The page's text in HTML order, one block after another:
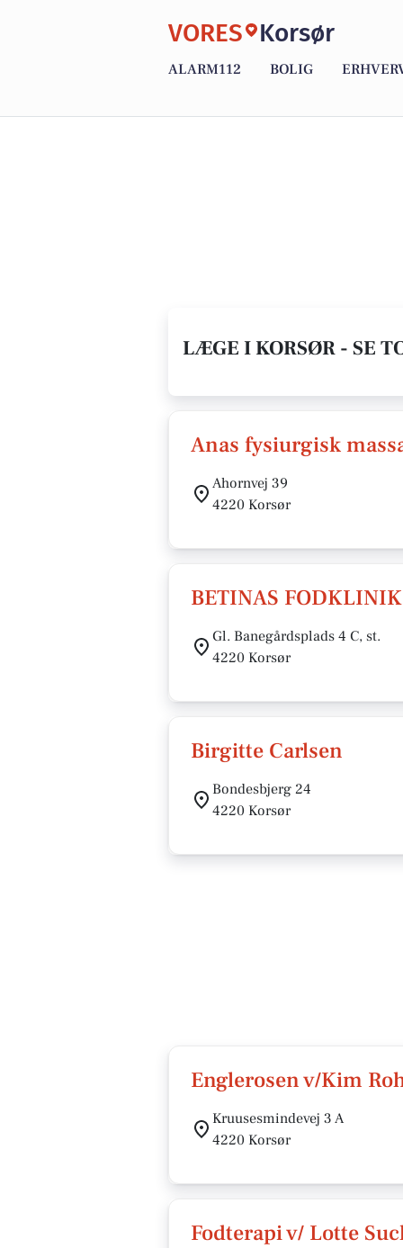
VORES Korsør
ALARM112 BOLIG
LÆGE I KORSØR - SE
Anas fysiurgisk
Ahornvej 39
4220 Korsør
BETINAS FODKLINIK
Gl. Banegårdsplads 4 C, st.
4220 Korsør
Birgitte Carlsen
Bondesbjerg 24
4220 Korsør
Englerosen v/Kim
Kruusesmindevej 3 A
4220 Korsør
Fodterapi v/ Lotte